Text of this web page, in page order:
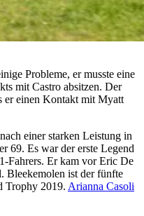
Probleme, er musste eine
mit Castro absitzen. Der
er einen Kontakt mit Myatt
einer starken Leistung in
69. Es war der erste Legend
Fahrers. Er kam vor Eric De
Bleekemolen ist der fünfte
Trophy 2019. Arianna Casoli